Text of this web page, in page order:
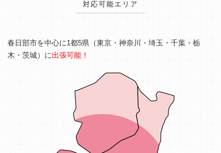
対応可能エリア
春日部市を中心に1都5県（東京・神奈川・埼玉・千葉・栃
木・茨城）に出張可能！